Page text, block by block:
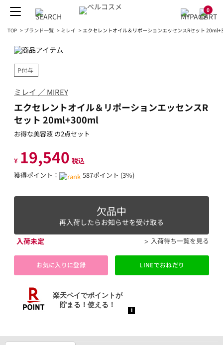
0
TOP > ブランド一覧 > ミレイ > エクセレントオイル＆リポーションエッセンスRセット
P付与
ミレイ ／ MIREY
エクセレントオイル＆リポーションエッセンスR
セット 20ml+300ml
お得な美容液 の2点セット
¥ 19,540 税込
獲得ポイント：
587ポイント (3％)
欠品中
再入荷したらお知らせを受け取る
入荷未定
入荷待ち一覧を見る
お気に入りに登録 LINEでおねだり